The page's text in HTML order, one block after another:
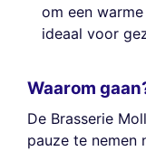
om een
ideaal voor
Waarom
De Brasserie
pauze te nemen